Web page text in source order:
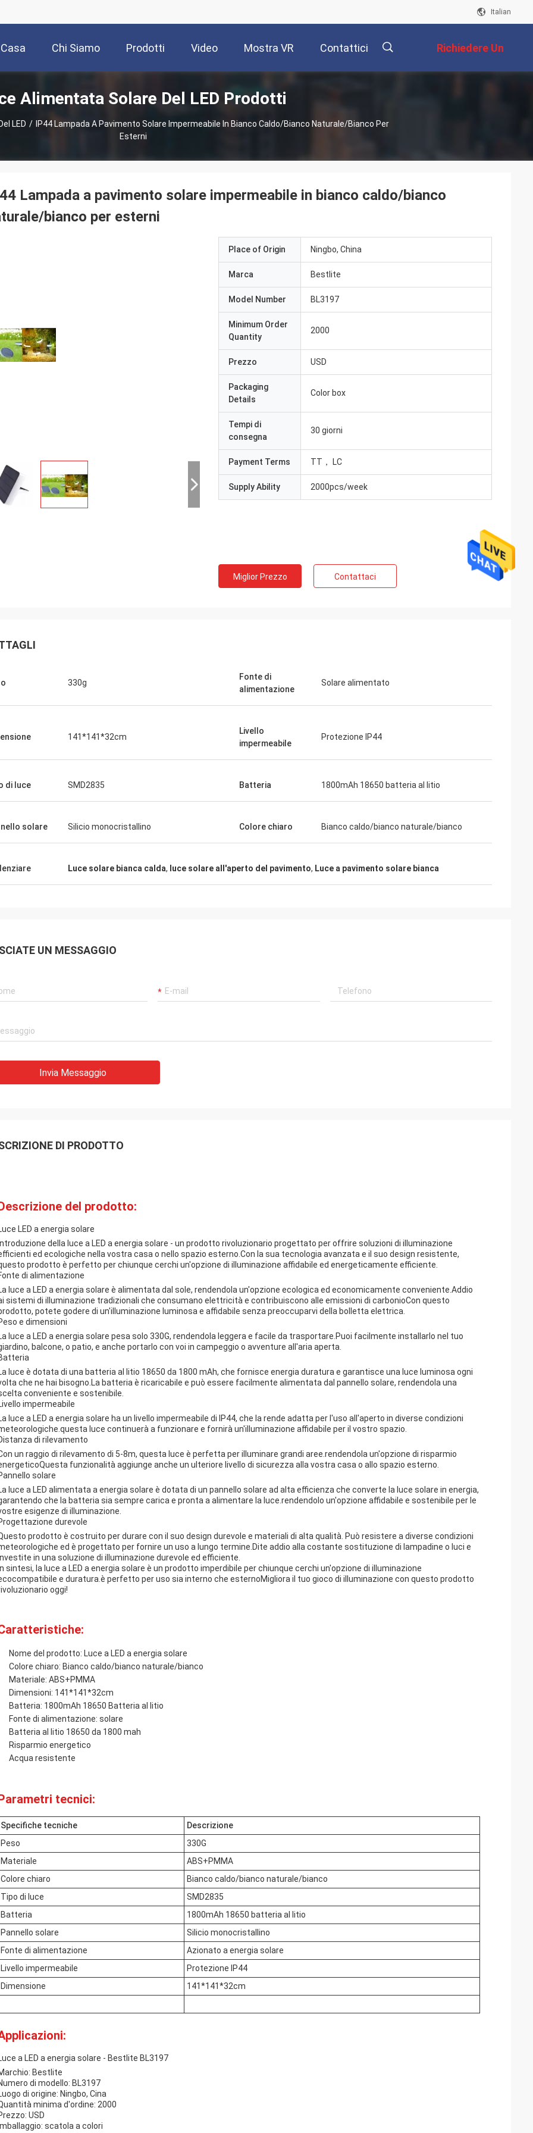
Italian
Casa Chi Siamo Prodotti Video Mostra VR Contattici Richiedere Un
Preventivo
Alimentata Solare Del LED Prodotti
LED /
IP44 Lampada A Pavimento Solare Impermeabile In Bianco Caldo/bianco Naturale/bianco Per
Esterni
con ed ognuno di voi molto è
conoscenza e volontà
Lampada a pavimento solare impermeabile in bianco caldo/bianco
bianco per esterni
Place of Origin Ningbo, China
Marca Bestlite
Model Number BL3197
Minimum Order
Quantity
2000
Prezzo USD
Packaging
Details
Color box
Tempi di
consegna
30 giorni
Payment Terms TT， LC
Supply Ability 2000pcs/week
Miglior Prezzo Contattaci
330g
Fonte di
alimentazione
Solare alimentato
141*141*32cm
Livello
impermeabile
Protezione IP44
di luce SMD2835 Batteria 1800mAh 18650 batteria al litio
solare Silicio monocristallino Colore chiaro Bianco caldo/bianco naturale/bianco
Luce solare bianca calda, luce solare all'aperto del pavimento, Luce a pavimento solare bianca
UN MESSAGGIO
Invia Messaggio
DI PRODOTTO
del prodotto:
LED a energia solare
della luce a LED a energia solare - un prodotto rivoluzionario progettato per offrire soluzioni di illuminazione
ed ecologiche nella vostra casa o nello spazio esterno.Con la sua tecnologia avanzata e il suo design resistente,
prodotto è perfetto per chiunque cerchi un'opzione di illuminazione affidabile ed energeticamente efficiente.
di alimentazione
luce a LED a energia solare è alimentata dal sole, rendendola un'opzione ecologica ed economicamente conveniente.Addio
sistemi di illuminazione tradizionali che consumano elettricità e contribuiscono alle emissioni di carbonioCon questo
potete godere di un'illuminazione luminosa e affidabile senza preoccuparvi della bolletta elettrica.
e dimensioni
luce a LED a energia solare pesa solo 330G, rendendola leggera e facile da trasportare.Puoi facilmente installarlo nel tuo
balcone, o patio, e anche portarlo con voi in campeggio o avventure all'aria aperta.
luce è dotata di una batteria al litio 18650 da 1800 mAh, che fornisce energia duratura e garantisce una luce luminosa ogni
che ne hai bisogno.La batteria è ricaricabile e può essere facilmente alimentata dal pannello solare, rendendola una
conveniente e sostenibile.
impermeabile
luce a LED a energia solare ha un livello impermeabile di IP44, che la rende adatta per l'uso all'aperto in diverse condizioni
luce continuerà a funzionare e fornirà un'illuminazione affidabile per il vostro spazio.
di rilevamento
un raggio di rilevamento di 5-8m, questa luce è perfetta per illuminare grandi aree.rendendola un'opzione di risparmio
funzionalità aggiunge anche un ulteriore livello di sicurezza alla vostra casa o allo spazio esterno.
solare
luce a LED alimentata a energia solare è dotata di un pannello solare ad alta efficienza che converte la luce solare in energia,
che la batteria sia sempre carica e pronta a alimentare la luce.rendendolo un'opzione affidabile e sostenibile per le
esigenze di illuminazione.
durevole
prodotto è costruito per durare con il suo design durevole e materiali di alta qualità. Può resistere a diverse condizioni
ed è progettato per fornire un uso a lungo termine.Dite addio alla costante sostituzione di lampadine o luci e
in una soluzione di illuminazione durevole ed efficiente.
sintesi, la luce a LED a energia solare è un prodotto imperdibile per chiunque cerchi un'opzione di illuminazione
e duratura.è perfetto per uso sia interno che esternoMigliora il tuo gioco di illuminazione con questo prodotto
oggi!
Nome del prodotto: Luce a LED a energia solare
Colore chiaro: Bianco caldo/bianco naturale/bianco
Materiale: ABS+PMMA
Dimensioni: 141*141*32cm
Batteria: 1800mAh 18650 Batteria al litio
Fonte di alimentazione: solare
Batteria al litio 18650 da 1800 mah
Risparmio energetico
Acqua resistente
tecnici:
Specifiche tecniche
Descrizione
Peso
330G
Materiale
ABS+PMMA
Colore chiaro
Bianco caldo/bianco naturale/bianco
Tipo di luce
SMD2835
Batteria
1800mAh 18650 batteria al litio
Pannello solare
Silicio monocristallino
Fonte di alimentazione
Azionato a energia solare
Livello impermeabile
Protezione IP44
Dimensione
141*141*32cm
a LED a energia solare - Bestlite BL3197
Bestlite
di modello: BL3197
di origine: Ningbo, Cina
minima d'ordine: 2000
USD
scatola a colori